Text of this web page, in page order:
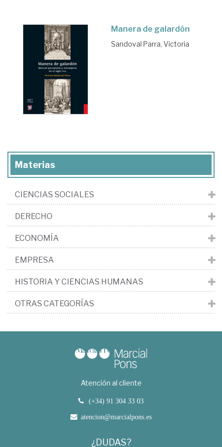
Manera de galardón
Sandoval Parra, Victoria
Materias
CIENCIAS SOCIALES
DERECHO
ECONOMÍA
EMPRESA
HISTORIA Y CIENCIAS HUMANAS
OTRAS CATEGORÍAS
Atención al cliente
(+34) 91 304 33 03
atencion@marcialpons.es
¿DUDAS?